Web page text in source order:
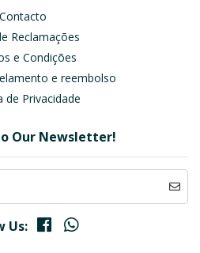
Contacto
Reclamações
e Condições
e reembolso
de Privacidade
Our Newsletter!
Us: